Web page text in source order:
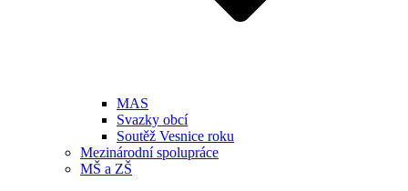
MAS
Svazky obcí
Soutěž Vesnice roku
Mezinárodní spolupráce
MŠ a ZŠ